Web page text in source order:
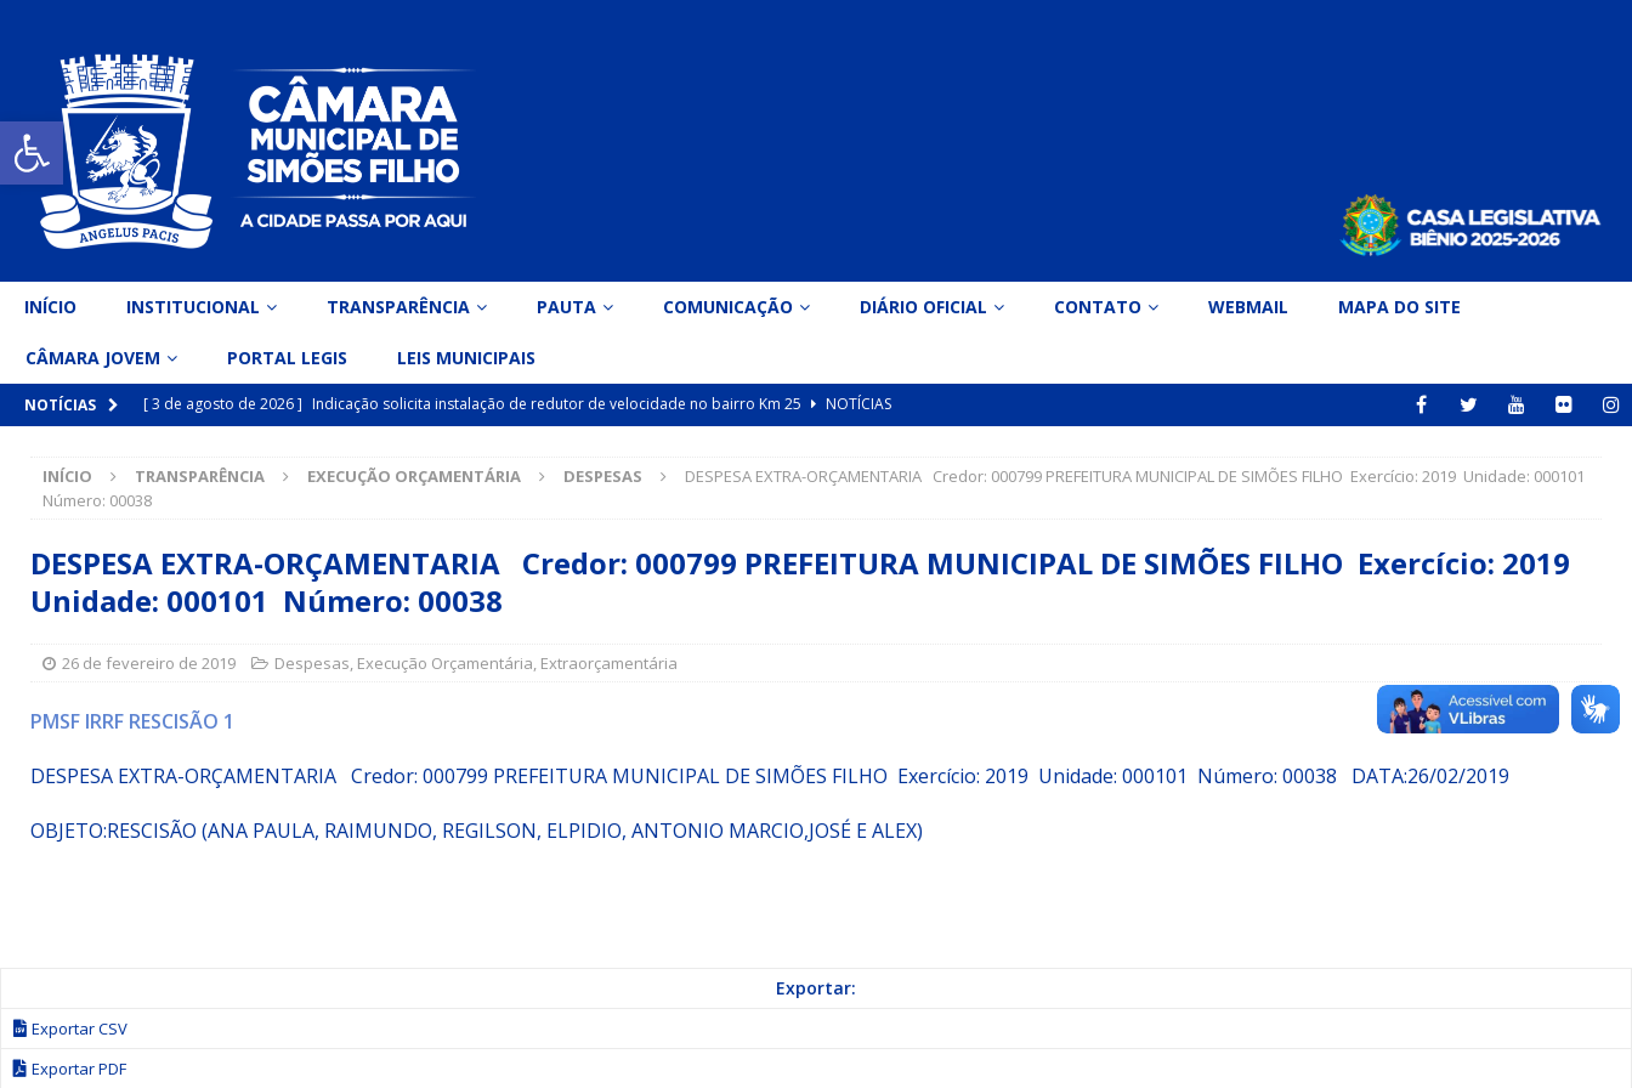
Open toolbar
INÍCIO INSTITUCIONAL TRANSPARÊNCIA PAUTA COMUNICAÇÃO DIÁRIO OFICIAL CONTATO WEBMAIL MAPA DO SITE
CÂMARA JOVEM PORTAL LEGIS LEIS MUNICIPAIS
NOTÍCIAS [ 3 de agosto de 2026 ] Indicação solicita instalação de redutor de velocidade no bairro Km 25
NOTÍCIAS
inclusiva
DESTAQUE
Simões Filho I
DESTAQUE
[ 15 de julho de 2026 ] Vereador Sérgio Glauber apresenta Indicação nº 088/2026 para pavimentação asfáltica em Mapele
INÍCIO TRANSPARÊNCIA EXECUÇÃO ORÇAMENTÁRIA DESPESAS
DESPESA EXTRA-ORÇAMENTARIA Credor: 000799 PREFEITURA MUNICIPAL DE SIMÕES FILHO Exercício: 2019 Unidade: 000101
Número: 00038
DESPESA EXTRA-ORÇAMENTARIA Credor: 000799 PREFEITURA MUNICIPAL DE SIMÕES FILHO Exercício: 2019
Unidade: 000101 Número: 00038
26 de fevereiro de 2019 Despesas, Execução Orçamentária, Extraorçamentária
PMSF IRRF RESCISÃO 1
DESPESA EXTRA-ORÇAMENTARIA Credor: 000799 PREFEITURA MUNICIPAL DE SIMÕES FILHO Exercício: 2019 Unidade: 000101 Número: 00038 DATA:26/02/2019
OBJETO:RESCISÃO (ANA PAULA, RAIMUNDO, REGILSON, ELPIDIO, ANTONIO MARCIO,JOSÉ E ALEX)
Exportar:
Exportar CSV
Exportar PDF